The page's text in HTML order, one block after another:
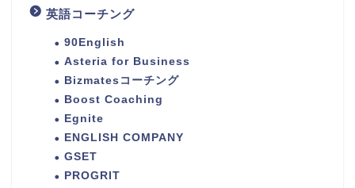
英語コーチング
90English
Asteria for Business
Bizmatesコーチング
Boost Coaching
Egnite
ENGLISH COMPANY
GSET
PROGRIT